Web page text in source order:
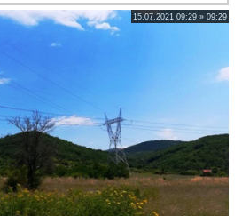
15.07.2021 09:29 » 09:29